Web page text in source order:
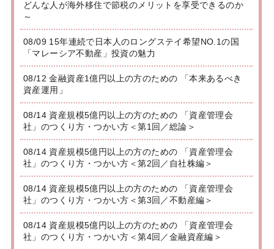
どんな人が海外移住で節税のメリットを享受できるのか
～
08/09 15年連続で日本人のロングステイ希望NO.1の国
「マレーシア不動産」投資の魅力
08/12 金融資産1億円以上の方のための 「本来あるべき
資産運用」
08/14 資産規模5億円以上の方のための 「資産管理会
社」のつくり方・つかい方＜第1回／総論＞
08/14 資産規模5億円以上の方のための 「資産管理会
社」のつくり方・つかい方＜第2回／自社株編＞
08/14 資産規模5億円以上の方のための 「資産管理会
社」のつくり方・つかい方＜第3回／不動産編＞
08/14 資産規模5億円以上の方のための 「資産管理会
社」のつくり方・つかい方＜第4回／金融資産編＞